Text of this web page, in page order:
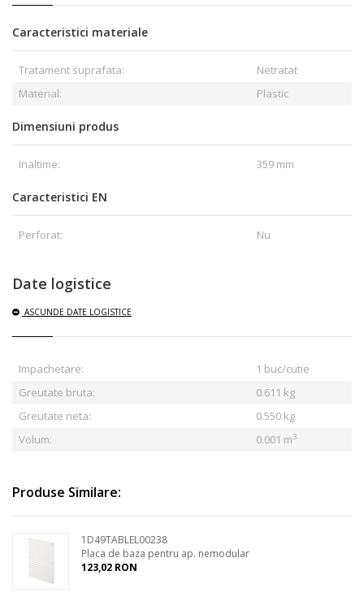
Caracteristici materiale
Tratament suprafata:
Netratat
Material:
Plastic
Dimensiuni produs
Inaltime: 359 mm
Caracteristici EN
Perforat: Nu
Date logistice
ASCUNDE DATE LOGISTICE
Impachetare:
1 buc/cutie
Greutate bruta:
0.611 kg
Greutate neta:
0.550 kg
Volum:
0.001 m3
Produse Similare:
1D49TABLEL00238
Placa de baza pentru ap. nemodular
123,02 RON